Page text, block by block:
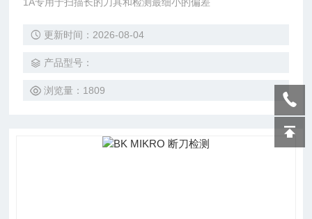
更新时间：2026-08-04
产品型号：
浏览量：1809